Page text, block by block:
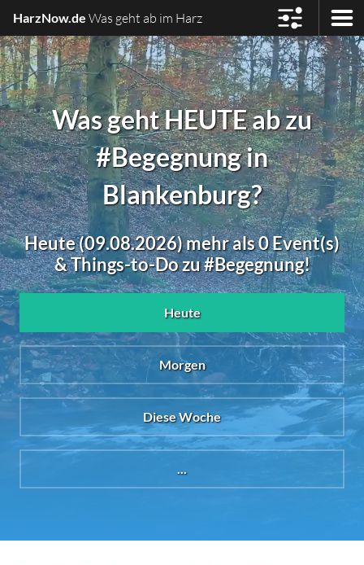
HarzNow.de Was geht ab im Harz
Was geht HEUTE ab zu
#Begegnung in
Blankenburg?
Heute (09.08.2026) mehr als 0 Event(s)
& Things-to-Do zu #Begegnung!
Heute
Morgen
Diese Woche